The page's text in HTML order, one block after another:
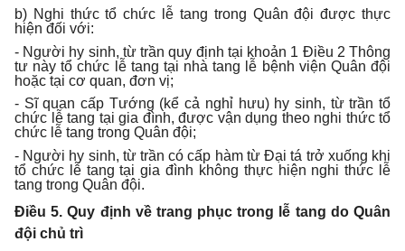
b) Nghi thức tổ chức lễ tang trong Quân đội được thực
hiện đối với:
- Người hy sinh, từ trần quy định tại khoản 1 Điều 2 Thông
tư này tổ chức lễ tang tại nhà tang lễ bệnh viện Quân đội
hoặc tại cơ quan, đơn vị;
- Sĩ quan cấp Tướng (kể cả nghỉ hưu) hy sinh, từ trần tổ
chức lễ tang tại gia đình, được vận dụng theo nghi thức tổ
chức lễ tang trong Quân đội;
- Người hy sinh, từ trần có cấp hàm từ Đại tá trở xuống khi
tổ chức lễ tang tại gia đình không thực hiện nghi thức lễ
tang trong Quân đội.
Điều 5. Quy định về trang phục trong lễ tang do Quân
đội chủ trì